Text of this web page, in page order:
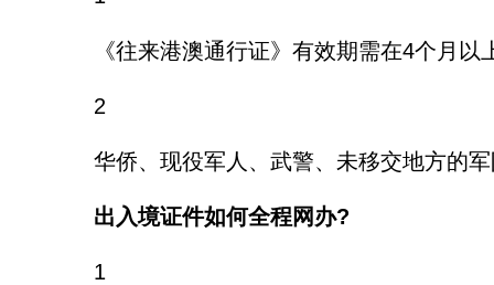
《往来港澳通行证》有效期需在4个月以
2
华侨、现役军人、武警、未移交地方的军
出入境证件如何全程网办?
1